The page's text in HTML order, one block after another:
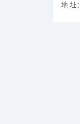
地 址：